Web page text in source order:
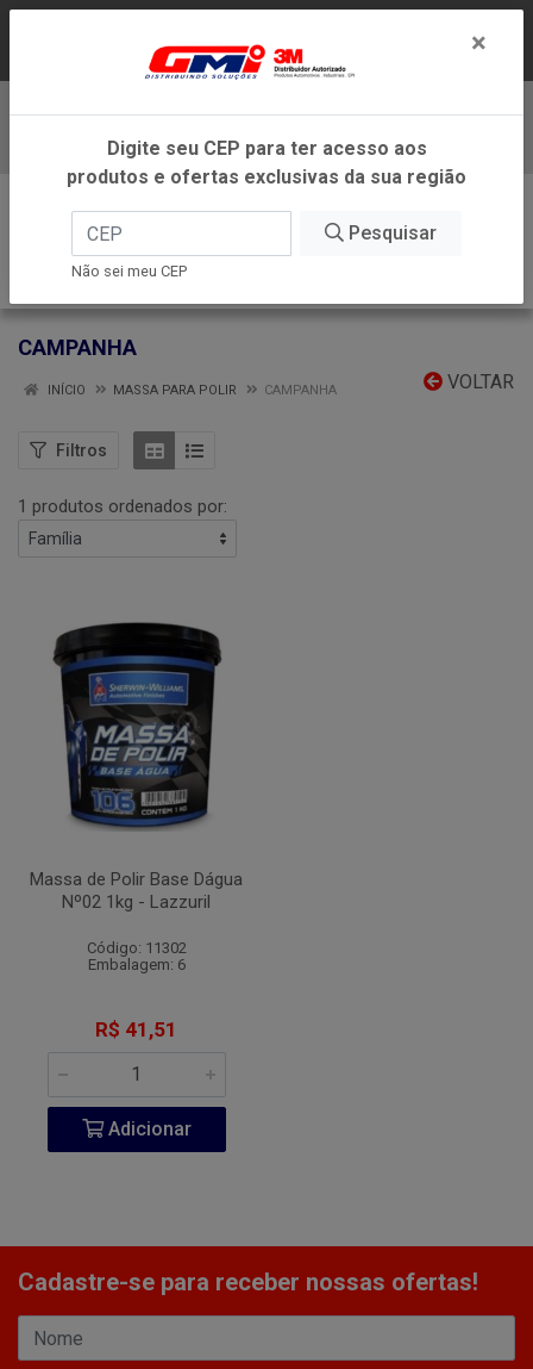
DENTRO DO ESTADO DE MINAS GERAIS.
CAMPANHA
VOLTAR
INÍCIO MASSA PARA POLIR CAMPANHA
Filtros
1 produtos ordenados por:
Massa de Polir Base Dágua
Nº02 1kg - Lazzuril
Código: 11302
Embalagem: 6
R$ 41,51
Adicionar
Cadastre-se para receber nossas ofertas!
×
Digite seu CEP para ter acesso aos
produtos e ofertas exclusivas da sua região
Pesquisar
Não sei meu CEP